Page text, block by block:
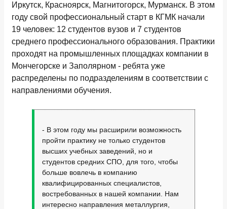
Иркутск, Красноярск, Магнитогорск, Мурманск. В этом
году свой профессиональный старт в КГМК начали
19 человек: 12 студентов вузов и 7 студентов
среднего профессионального образования. Практики
проходят на промышленных площадках компании в
Мончегорске и Заполярном - ребята уже
распределены по подразделениям в соответствии с
направлениями обучения.
- В этом году мы расширили возможность
пройти практику не только студентов
высших учебных заведений, но и
студентов средних СПО, для того, чтобы
больше вовлечь в компанию
квалифицированных специалистов,
востребованных в нашей компании. Нам
интересно направления металлургия,